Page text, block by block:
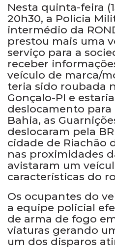
Nesta quinta-feira
20h30, a Policia
intermédio da
prestou mais uma
serviço para a
receber
veículo de marca/
teria sido roubada
Gonçalo-PI e
deslocamento para
Bahia, as
deslocaram pela
cidade de Riachão
nas proximidades
avistaram um
características do
Os ocupantes do
a equipe policial
de arma de fogo
viaturas gerando
um dos disparos